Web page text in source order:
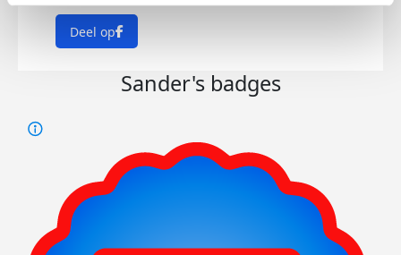
Deel op
Sander's badges